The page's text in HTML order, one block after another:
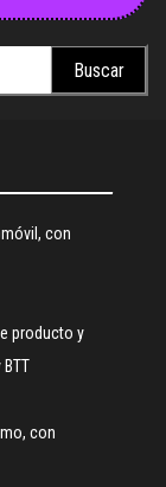
con
producto y
con